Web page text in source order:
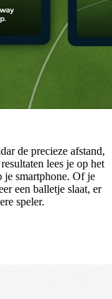
de precieze afstand,
lees je op het
je smartphone. Of je
een balletje slaat, er
speler.